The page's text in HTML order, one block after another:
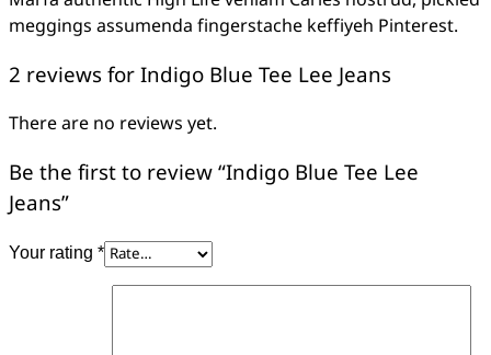
meggings assumenda fingerstache keffiyeh Pinterest.
2 reviews forIndigo Blue Tee Lee Jeans
There are no reviews yet.
Be the first to review “Indigo Blue Tee Lee
Jeans”
Your rating *